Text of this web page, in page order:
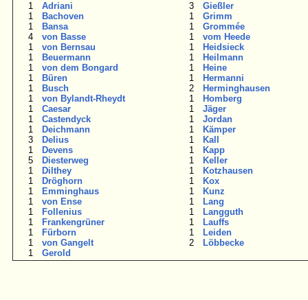
1
Adriani
1
Bachoven
1
Bansa
4
von Basse
1
von Bernsau
1
Beuermann
1
von dem Bongard
1
Büren
1
Busch
1
von Bylandt-Rheydt
1
Caesar
1
Castendyck
1
Deichmann
3
Delius
1
Devens
5
Diesterweg
1
Dilthey
1
Dröghorn
1
Emminghaus
1
von Ense
1
Follenius
1
Frankengrüner
1
Fürborn
1
von Gangelt
1
Gerold
3
Gießler
1
Grimm
1
Grommée
1
vom Heede
1
Heidsieck
1
Heilmann
1
Heine
1
Hermanni
2
Herminghausen
1
Homberg
1
Jäger
1
Jordan
1
Kämper
1
Kall
1
Kapp
1
Keller
1
Kotzhausen
1
Kox
1
Kunz
1
Lang
1
Langguth
1
Lauffs
1
Leiden
2
Löbbecke